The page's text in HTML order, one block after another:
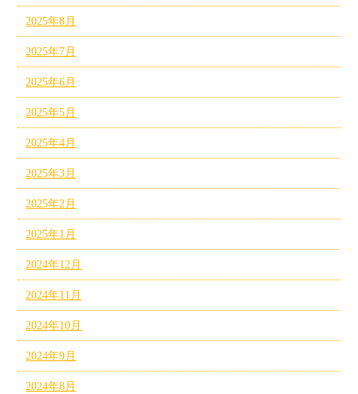
2025年8月
2025年7月
2025年6月
2025年5月
2025年4月
2025年3月
2025年2月
2025年1月
2024年12月
2024年11月
2024年10月
2024年9月
2024年8月